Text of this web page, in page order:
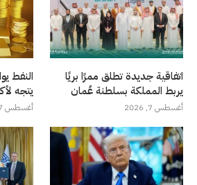
اتفاقية جديدة تطلق ممرًا بريًا
يربط المملكة بسلطنة عُمان
أغسطس 7, 2026
النفط
يتجه
أغسطس 7, 2026